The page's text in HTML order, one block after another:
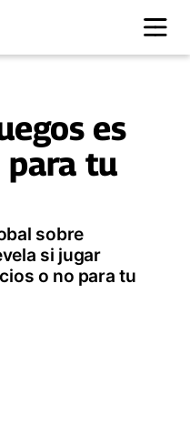
es
para tu
sobre
si jugar
o no para tu